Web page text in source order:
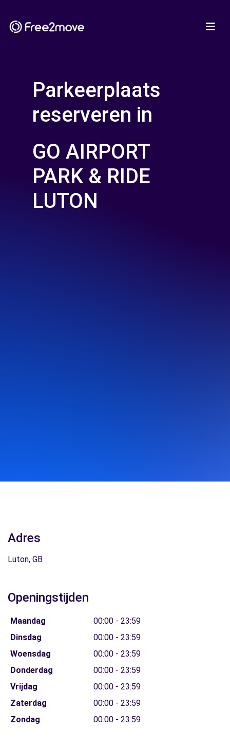
Parkeerplaats
reserveren in
GO AIRPORT
PARK & RIDE
LUTON
Adres
Luton, GB
Openingstijden
Maandag
00:00 - 23:59
Dinsdag
00:00 - 23:59
Woensdag
00:00 - 23:59
Donderdag
00:00 - 23:59
Vrijdag
00:00 - 23:59
Zaterdag
00:00 - 23:59
Zondag
00:00 - 23:59